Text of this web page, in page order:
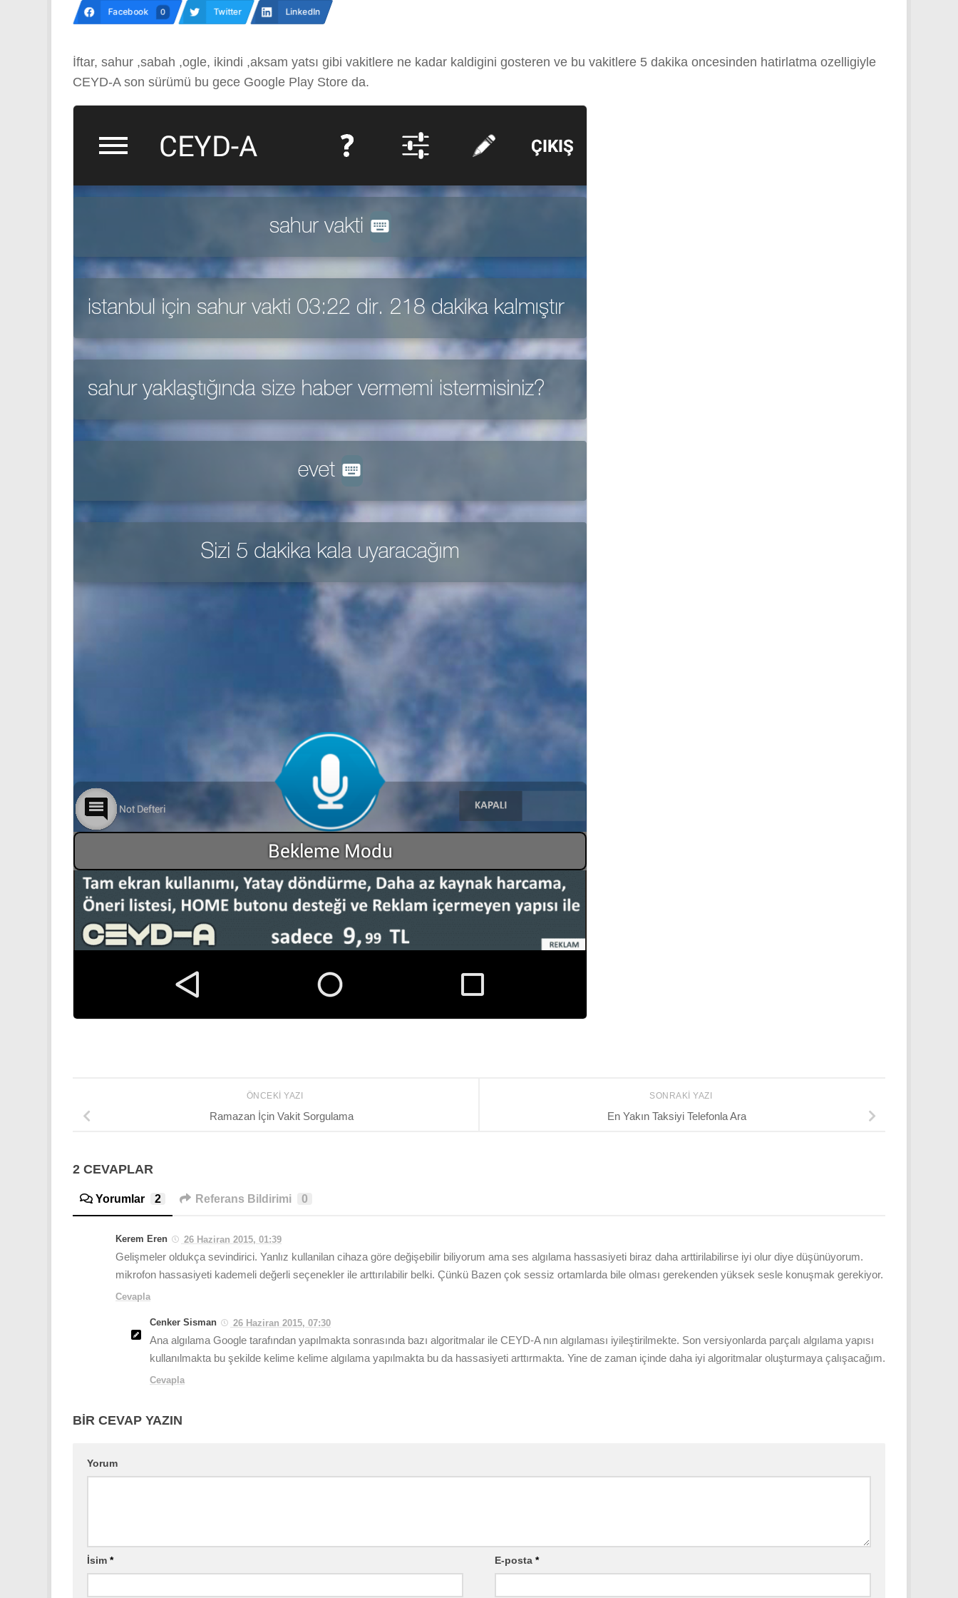
Facebook 0 Twitter LinkedIn
İftar, sahur ,sabah ,ogle, ikindi ,aksam yatsı gibi vakitlere ne kadar kaldigini gosteren ve bu vakitlere 5 dakika oncesinden hatirlatma ozelligiyle
CEYD-A son sürümü bu gece Google Play Store da.
SONRAKI YAZI
En Yakın Taksiyi Telefonla Ara
ÖNCEKI YAZI
Ramazan İçin Vakit Sorgulama
2 CEVAPLAR
Yorumlar 2 Referans Bildirimi 0
Kerem Eren 26 Haziran 2015, 01:39
Gelişmeler oldukça sevindirici. Yanlız kullanilan cihaza göre değişebilir biliyorum ama ses algılama hassasiyeti biraz daha arttirilabilirse iyi olur diye düşünüyorum.
mikrofon hassasiyeti kademeli değerli seçenekler ile arttırılabilir belki. Çünkü Bazen çok sessiz ortamlarda bile olması gerekenden yüksek sesle konuşmak gerekiyor.
Cevapla
Cenker Sisman 26 Haziran 2015, 07:30
Ana algılama Google tarafından yapılmakta sonrasında bazı algoritmalar ile CEYD-A nın algılaması iyileştirilmekte. Son versiyonlarda parçalı algılama yapısı
kullanılmakta bu şekilde kelime kelime algılama yapılmakta bu da hassasiyeti arttırmakta. Yine de zaman içinde daha iyi algoritmalar oluşturmaya çalışacağım.
Cevapla
BIR CEVAP YAZIN
Yorum
İsim * E-posta *